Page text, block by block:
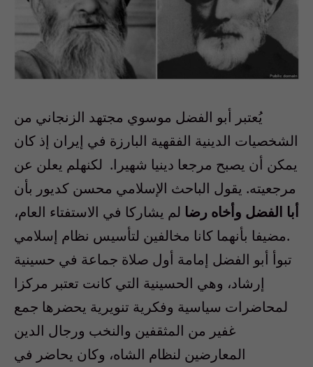
يُعتبر أبو الفضل موسوي مجتهد الزنجاني من
الشخصيات الدينية الفقهية البارزة في إيران إذ كان
يمكن أن يصبح مرجعا دينيا شهيرا. لكنهلم يعلن عن
مرجعيته. يقول الباحث الإسلامي محسن كديور بأن
أبا الفضل وأخاه رضا لم يشاركا في الاستفتاء العام،
مضيفا بأنهما كانا مخالفين لتأسيس نظام إسلامي.
تبوأ أبو الفضل إمامة أول صلاة جماعة في حسينية
إرشاد، وهي الحسينية التي كانت تعتبر مركزا
لمحاضرات سياسية وفكرية تنويرية يحضرها جمع
غفير من المثقفين والنخب ورجال الدين
المعارضين لنظام الشاه، وكان يحاضر في